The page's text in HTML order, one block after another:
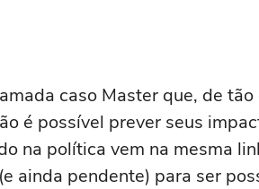
caso Master que, de
é possível prever seus
na política vem na mesma
ainda pendente) para ser